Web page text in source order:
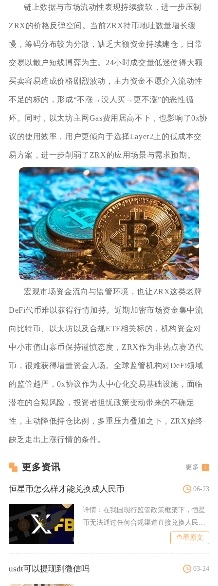
链上数据与市场流动性表现持续疲软，进一步压制
ZRX的价格反弹空间。当前ZRX持币地址数量增长缓
慢，筹码分布较为分散，缺乏大额资金持续建仓，日常
交易以散户短线博弈为主。24小时成交量低迷使得大额
买卖容易造成价格剧烈波动，主力资金不愿介入流动性
不足的标的，形成“不涨→没人买→更不涨”的恶性循
环。同时，以太坊主网Gas费用居高不下，也影响了0x协
议的使用效率，用户更倾向于选择Layer2上的低成本交
易方案，进一步削弱了ZRX的应用场景与需求预期。
宏观市场资金流向与监管环境，也让ZRX这类老牌
DeFi代币难以获得行情加持。近期加密市场资金集中流
向比特币、以太坊以及合规ETF相关标的，机构资金对
中小市值山寨币保持谨慎态度，ZRX作为非热点赛道代
币，很难获得增量资金入场。全球监管机构对DeFi领域
的监管趋严，0x协议作为去中心化交易基础设施，面临
潜在的合规风险，投资者担忧政策变动带来的不确定
性，主动降低持仓比例，多重压力叠加之下，ZRX始终
缺乏走出上涨行情的条件。
更多资讯 更多
恒星币怎么样才能兑换成人民币 06-23
详情： 在我国现行监管政策框架下，恒星
币无法通过任何合规渠道直接兑换人民
币，所有境内平台、私下点对
查看原文
usdt可以提现到微信吗 03-24